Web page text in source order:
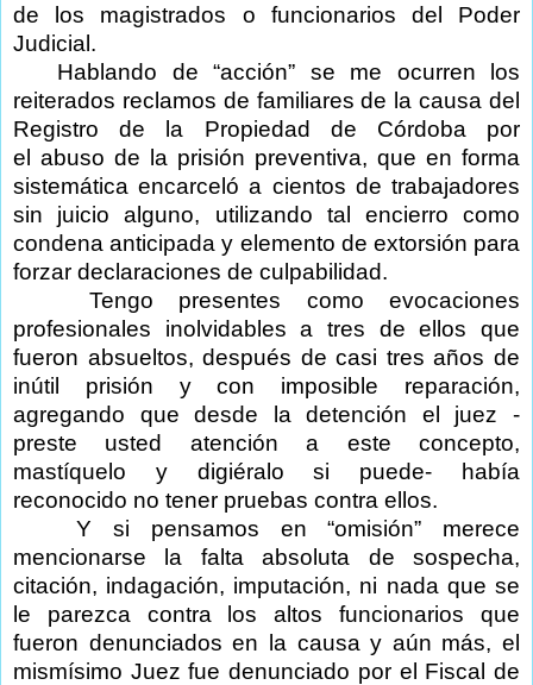
de los magistrados o funcionarios del Poder
Judicial.
Hablando de “acción” se me ocurren los
reiterados reclamos de familiares de la causa del
Registro de la Propiedad de Córdoba por
el abuso de la prisión preventiva, que en forma
sistemática encarceló a cientos de trabajadores
sin juicio alguno, utilizando tal encierro como
condena anticipada y elemento de extorsión para
forzar declaraciones de culpabilidad.
Tengo presentes como evocaciones
profesionales inolvidables a tres de ellos que
fueron absueltos, después de casi tres años de
inútil prisión y con imposible reparación,
agregando que desde la detención el juez -
preste usted atención a este concepto,
mastíquelo y digiéralo si puede- había
reconocido no tener pruebas contra ellos.
Y si pensamos en “omisión” merece
mencionarse la falta absoluta de sospecha,
citación, indagación, imputación, ni nada que se
le parezca contra los altos funcionarios que
fueron denunciados en la causa y aún más, el
mismísimo Juez fue denunciado por el Fiscal de